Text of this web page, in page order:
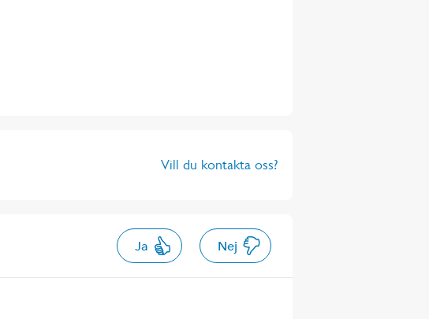
Vill du kontakta oss?
Ja Nej